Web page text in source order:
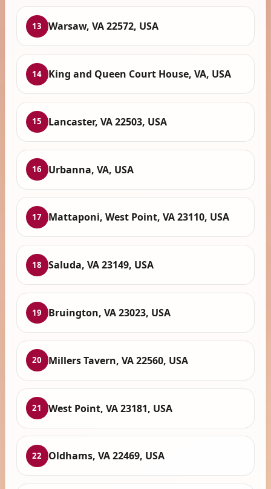
13 Warsaw, VA 22572, USA
14 King and Queen Court House, VA, USA
15 Lancaster, VA 22503, USA
16 Urbanna, VA, USA
17 Mattaponi, West Point, VA 23110, USA
18 Saluda, VA 23149, USA
19 Bruington, VA 23023, USA
20 Millers Tavern, VA 22560, USA
21 West Point, VA 23181, USA
22 Oldhams, VA 22469, USA